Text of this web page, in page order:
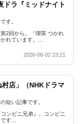
ドラ『ミッドナイト
す。
2回から。「喫茶 つかれ
かれています。…
2026-06-02 23:21
村店」（NHKドラマ
短い記事です。
ンビニ兄弟』。コンビニ
です…